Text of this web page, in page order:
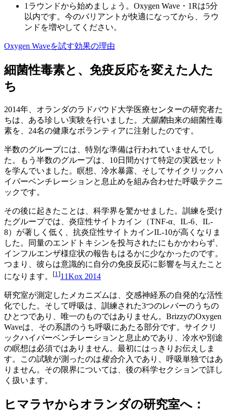
1ラウンドから始めましょう。 Oxygen Wave・1Rは5分
以内です。今のバリアントが快適になってから、ラウ
ンドを増やしてください。
Oxygen Waveを試す効果の理由
細菌性毒素と、免疫反応を変えた人た
ち
2014年、オランダのラドバウド大学医療センターの研究者た
ちは、ある珍しい実験を行いました。
大腸菌由来の細菌性毒
素を、24名の健康なボランティアに注射したのです。
半数のグループには、特別な準備は行われていませんでし
た。もう半数のグループは、10日間かけて特定の実践セット
を学んでいました。瞑想、冷水暴露、そしてサイクリックハ
イパーベンチレーションと息止めを組み合わせた呼吸テクニ
ックです。
その後に起きたことは、科学界を驚かせました。訓練を受け
たグループでは、炎症性サイトカイン（TNF-α、IL-6、IL-
8）が著しく低く、抗炎症性サイトカインIL-10が高くなりま
した。同量のエンドトキシンを投与されたにもかかわらず、
インフルエンザ様症状の報告もはるかに少なかったのです。
つまり、彼らは意識的に自分の免疫反応に影響を与えたこと
になります。
[1 ]1 1Kox 2014
研究室が測定したメカニズムは、交感神経系の自発的な活性
化でした。そして呼吸は、訓練された3つのレバーのうちの
ひとつであり、唯一のものではありません。BrizzyのOxygen
Waveは、その系譜のうち呼吸にあたる部分です。サイクリ
ックハイパーベンチレーションと息止めであり、冷水や別途
の瞑想は必須ではありません。最初にはっきりお伝えしま
す。この試験が測ったのは複合介入であり、呼吸単独ではあ
りません。その限界については、後の科学セクションで詳し
く扱います。
ヒマラヤからオランダの研究室へ：